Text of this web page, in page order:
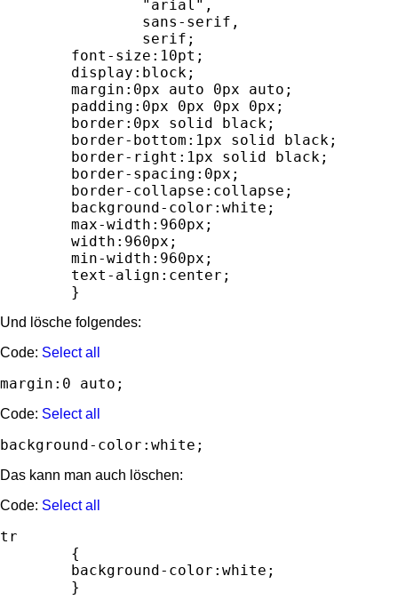
	}
Und lösche folgendes:
Code: Select all
margin:0 auto;
Code: Select all
Das kann man auch löschen:
Code: Select all
tr